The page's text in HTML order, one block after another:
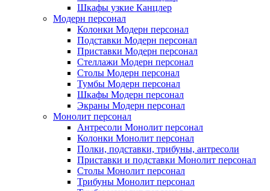
Шкафы узкие Канцлер
Модерн персонал
Колонки Модерн персонал
Подставки Модерн персонал
Приставки Модерн персонал
Стеллажи Модерн персонал
Столы Модерн персонал
Тумбы Модерн персонал
Шкафы Модерн персонал
Экраны Модерн персонал
Монолит персонал
Антресоли Монолит персонал
Колонки Монолит персонал
Полки, подставки, трибуны, антресоли
Приставки и подставки Монолит персонал
Столы Монолит персонал
Трибуны Монолит персонал